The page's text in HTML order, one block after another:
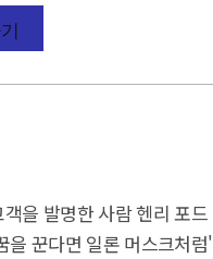
을 발명한 사람 헨리 포드
을 꾼다면 일론 머스크처럼'